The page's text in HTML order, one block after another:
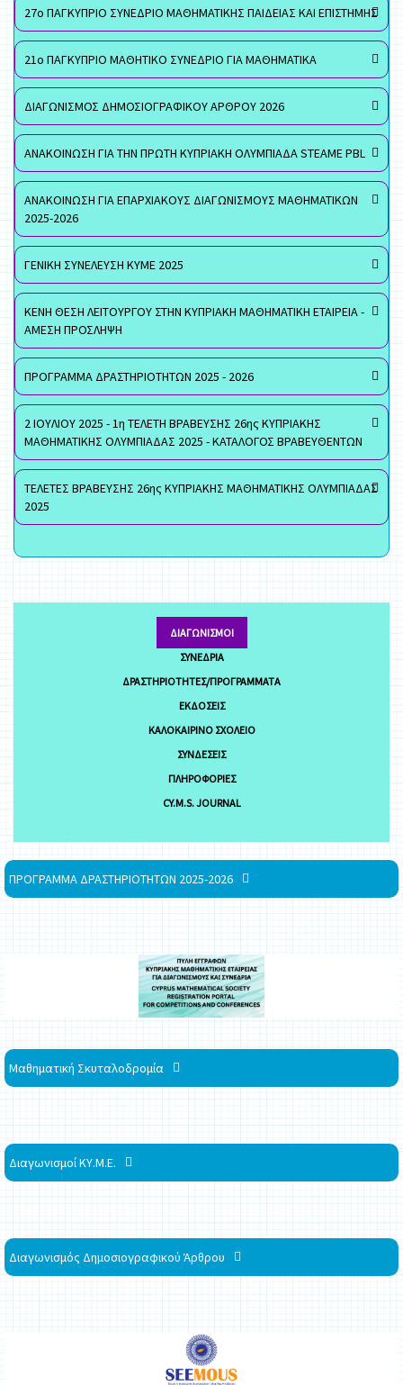
27ο ΠΑΓΚΥΠΡΙΟ ΣΥΝΕΔΡΙΟ ΜΑΘΗΜΑΤΙΚΗΣ ΠΑΙΔΕΙΑΣ ΚΑΙ ΕΠΙΣΤΗΜΗΣ
21ο ΠΑΓΚΥΠΡΙΟ ΜΑΘΗΤΙΚΟ ΣΥΝΕΔΡΙΟ ΓΙΑ ΜΑΘΗΜΑΤΙΚΑ
ΔΙΑΓΩΝΙΣΜΟΣ ΔΗΜΟΣΙΟΓΡΑΦΙΚΟΥ ΑΡΘΡΟΥ 2026
ΑΝΑΚΟΙΝΩΣΗ ΓΙΑ ΤΗΝ ΠΡΩΤΗ ΚΥΠΡΙΑΚΗ ΟΛΥΜΠΙΑΔΑ STEAME PBL
ΑΝΑΚΟΙΝΩΣΗ ΓΙΑ ΕΠΑΡΧΙΑΚΟΥΣ ΔΙΑΓΩΝΙΣΜΟΥΣ ΜΑΘΗΜΑΤΙΚΩΝ
2025-2026
ΓΕΝΙΚΗ ΣΥΝΕΛΕΥΣΗ ΚΥΜΕ 2025
ΚΕΝΗ ΘΕΣΗ ΛΕΙΤΟΥΡΓΟΥ ΣΤΗΝ ΚΥΠΡΙΑΚΗ ΜΑΘΗΜΑΤΙΚΗ ΕΤΑΙΡΕΙΑ -
ΑΜΕΣΗ ΠΡΟΣΛΗΨΗ
ΠΡΟΓΡΑΜΜΑ ΔΡΑΣΤΗΡΙΟΤΗΤΩΝ 2025 - 2026
2 ΙΟΥΛΙΟΥ 2025 - 1η ΤΕΛΕΤΗ ΒΡΑΒΕΥΣΗΣ 26ης ΚΥΠΡΙΑΚΗΣ
ΜΑΘΗΜΑΤΙΚΗΣ ΟΛΥΜΠΙΑΔΑΣ 2025 - ΚΑΤΑΛΟΓΟΣ ΒΡΑΒΕΥΘΕΝΤΩΝ
ΤΕΛΕΤΕΣ ΒΡΑΒΕΥΣΗΣ 26ης ΚΥΠΡΙΑΚΗΣ ΜΑΘΗΜΑΤΙΚΗΣ ΟΛΥΜΠΙΑΔΑΣ
2025
ΔΙΑΓΩΝΙΣΜΟΊ
ΣΥΝΈΔΡΙΑ
ΔΡΑΣΤΗΡΙΌΤΗΤΕΣ/ΠΡΟΓΡΆΜΜΑΤΑ
ΕΚΔΌΣΕΙΣ
ΚΑΛΟΚΑΙΡΙΝΌ ΣΧΟΛΕΊΟ
ΣΥΝΔΈΣΕΙΣ
ΠΛΗΡΟΦΟΡΊΕΣ
CY.M.S. JOURNAL
ΠΡΟΓΡΑΜΜΑ ΔΡΑΣΤΗΡΙΟΤΗΤΩΝ 2025-2026
Μαθηματική Σκυταλοδρομία
Διαγωνισμοί ΚΥ.Μ.Ε.
Διαγωνισμός Δημοσιογραφικού Άρθρου